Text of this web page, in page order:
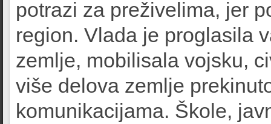
potrazi za preživelima, jer
region. Vlada je proglasila
zemlje, mobilisala vojsku,
više delova zemlje
komunikacijama. Škole,